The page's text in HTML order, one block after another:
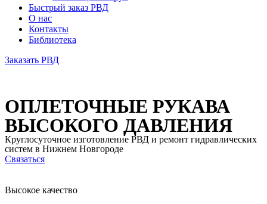
Быстрый заказ РВД
О нас
Контакты
Библиотека
Заказать РВД
ОПЛЕТОЧНЫЕ РУКАВА
ВЫСОКОГО ДАВЛЕНИЯ
Круглосуточное изготовление РВД и ремонт гидравлических
систем в Нижнем Новгороде
Связаться
Высокое качество